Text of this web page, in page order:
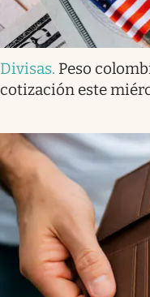
Divisas. Peso
cotización este